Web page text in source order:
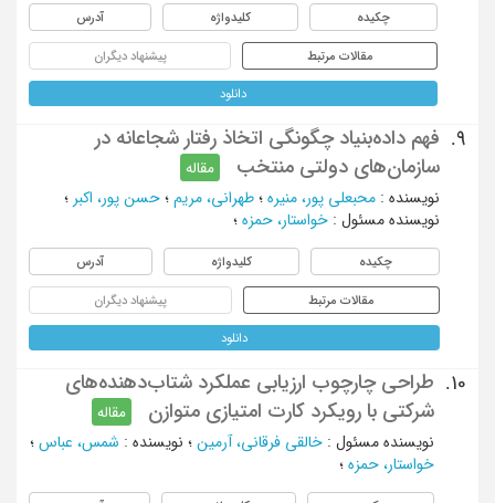
چکیده کلیدواژه آدرس
مقالات مرتبط پیشنهاد دیگران
دانلود
9.
فهم داده‌بنیاد چگونگی اتخاذ رفتار شجاعانه در
سازمان‌های دولتی منتخب
مقاله
نویسنده : محبعلی پور، منیره ؛ طهرانی، مریم ؛ حسن پور، اکبر ؛
نویسنده مسئول : خواستار، حمزه ؛
چکیده کلیدواژه آدرس
مقالات مرتبط پیشنهاد دیگران
دانلود
10.
طراحی چارچوب ارزیابی عملکرد شتاب‌دهنده‌های
شرکتی با رویکرد کارت امتیازی متوازن
مقاله
نویسنده مسئول : خالقی فرقانی، آرمین ؛ نویسنده : شمس، عباس ؛
خواستار، حمزه ؛